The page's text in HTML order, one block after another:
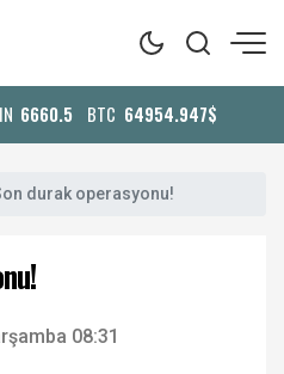
6660.5 BTC 64954.947$
durak operasyonu!
08:31